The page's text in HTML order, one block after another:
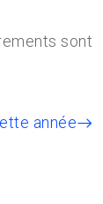
sont
année